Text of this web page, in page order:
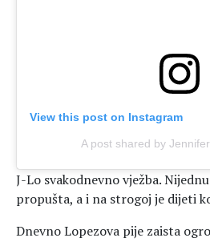
View this post on Instagram
A post shared by
J-Lo svakodnevno vježba.
propušta, a i na strogoj je dijeti
Dnevno Lopezova pije zaista